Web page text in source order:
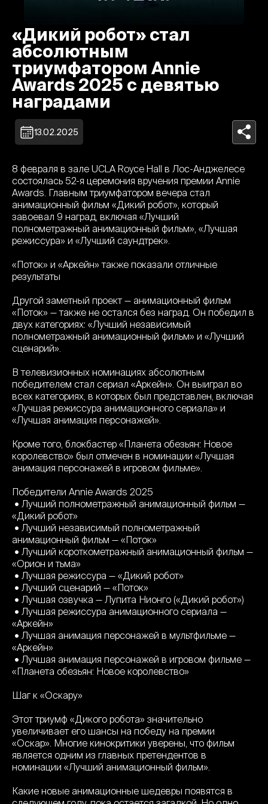
«Дикий робот» стал
абсолютным
триумфатором Annie
Awards 2025 с девятью
наградами
13.02.2025
8 февраля в зале UCLA Royce Hall в Лос-Анджелесе
состоялась 52-я церемония вручения премии Annie
Awards. Главным триумфатором вечера стал
анимационный фильм «Дикий робот», который
завоевал 9 наград, включая «Лучший
полнометражный анимационный фильм», «Лучшая
режиссура» и «Лучший саундтрек».
«Поток» и «Аркейн» также показали отличные
результаты
Другой заметный проект — анимационный фильм
«Поток» — также не остался без наград. Он победил в
двух категориях: «Лучший независимый
полнометражный анимационный фильм» и «Лучший
сценарий».
В телевизионных номинациях абсолютным
победителем стал сериал «Аркейн». Он выиграл во
всех категориях, в которых был представлен, включая
«Лучшая режиссура анимационного сериала» и
«Лучшая анимация персонажей».
Кроме того, блокбастер «Планета обезьян: Новое
королевство» был отмечен в номинации «Лучшая
анимация персонажей в игровом фильме».
Победители Annie Awards 2025
• Лучший полнометражный анимационный фильм —
«Дикий робот»
• Лучший независимый полнометражный
анимационный фильм — «Поток»
• Лучший короткометражный анимационный фильм —
«Орион и тьма»
• Лучшая режиссура — «Дикий робот»
• Лучший сценарий — «Поток»
• Лучшая озвучка — Лупита Нионго («Дикий робот»)
• Лучшая режиссура анимационного сериала —
«Аркейн»
• Лучшая анимация персонажей в мультфильме —
«Аркейн»
• Лучшая анимация персонажей в игровом фильме —
«Планета обезьян: Новое королевство»
Шаг к «Оскару»
Этот триумф «Дикого робота» значительно
увеличивает его шансы на победу на премии
«Оскар». Многие кинокритики уверены, что фильм
является одним из главных претендентов в
номинации «Лучший анимационный фильм».
Какие новые анимационные шедевры появятся в